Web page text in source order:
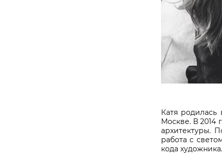
Катя родилась
Москве. В2014
архитектуры.
работа с
кода художника.